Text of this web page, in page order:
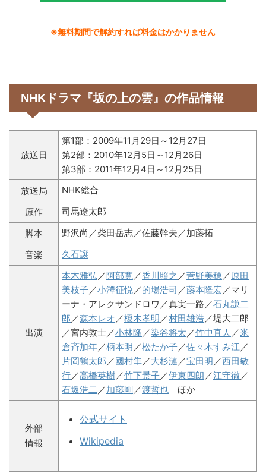
※無料期間で解約すれば料金はかかりません
NHKドラマ『坂の上の雲』の作品情報
放送日
第1部：2009年11月29日～12月27日
第2部：2010年12月5日～12月26日
第3部：2011年12月4日～12月25日
放送局
NHK総合
原作
司馬遼太郎
脚本
野沢尚／柴田岳志／佐藤幹夫／加藤拓
音楽
久石譲
出演
本木雅弘／阿部寛／香川照之 ／菅野美穂／原田
美枝子／小澤征悦／的場浩司 ／藤本隆宏／マリ
ーナ・アレクサンドロワ／真実一路／石丸謙二
郎／森本レオ／榎木孝明 ／村田雄浩／堤大二郎
／宮内敦士／小林隆／染谷将太／竹中直人 ／米
倉斉加年／柄本明 ／松たか子／佐々木すみ江／
片岡鶴太郎／國村隼／大杉漣／宝田明 ／西田敏
行／高橋英樹／竹下景子／伊東四朗／江守徹／
石坂浩二／加藤剛 ／渡哲也 ほか
外部
情報
公式サイト
Wikipedia